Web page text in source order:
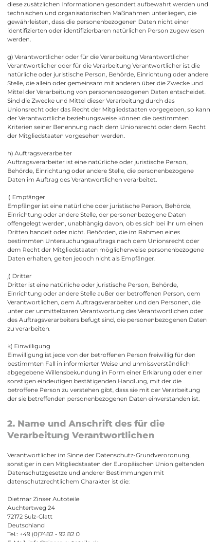
diese zusätzlichen Informationen gesondert aufbewahrt werden und
technischen und organisatorischen Maßnahmen unterliegen, die
gewährleisten, dass die personenbezogenen Daten nicht einer
identifizierten oder identifizierbaren natürlichen Person zugewiesen
werden.
g) Verantwortlicher oder für die Verarbeitung Verantwortlicher
Verantwortlicher oder für die Verarbeitung Verantwortlicher ist die
natürliche oder juristische Person, Behörde, Einrichtung oder andere
Stelle, die allein oder gemeinsam mit anderen über die Zwecke und
Mittel der Verarbeitung von personenbezogenen Daten entscheidet.
Sind die Zwecke und Mittel dieser Verarbeitung durch das
Unionsrecht oder das Recht der Mitgliedstaaten vorgegeben, so kann
der Verantwortliche beziehungsweise können die bestimmten
Kriterien seiner Benennung nach dem Unionsrecht oder dem Recht
der Mitgliedstaaten vorgesehen werden.
h) Auftragsverarbeiter
Auftragsverarbeiter ist eine natürliche oder juristische Person,
Behörde, Einrichtung oder andere Stelle, die personenbezogene
Daten im Auftrag des Verantwortlichen verarbeitet.
i) Empfänger
Empfänger ist eine natürliche oder juristische Person, Behörde,
Einrichtung oder andere Stelle, der personenbezogene Daten
offengelegt werden, unabhängig davon, ob es sich bei ihr um einen
Dritten handelt oder nicht. Behörden, die im Rahmen eines
bestimmten Untersuchungsauftrags nach dem Unionsrecht oder
dem Recht der Mitgliedstaaten möglicherweise personenbezogene
Daten erhalten, gelten jedoch nicht als Empfänger.
j) Dritter
Dritter ist eine natürliche oder juristische Person, Behörde,
Einrichtung oder andere Stelle außer der betroffenen Person, dem
Verantwortlichen, dem Auftragsverarbeiter und den Personen, die
unter der unmittelbaren Verantwortung des Verantwortlichen oder
des Auftragsverarbeiters befugt sind, die personenbezogenen Daten
zu verarbeiten.
k) Einwilligung
Einwilligung ist jede von der betroffenen Person freiwillig für den
bestimmten Fall in informierter Weise und unmissverständlich
abgegebene Willensbekundung in Form einer Erklärung oder einer
sonstigen eindeutigen bestätigenden Handlung, mit der die
betroffene Person zu verstehen gibt, dass sie mit der Verarbeitung
der sie betreffenden personenbezogenen Daten einverstanden ist.
2. Name und Anschrift des für die
Verarbeitung Verantwortlichen
Verantwortlicher im Sinne der Datenschutz-Grundverordnung,
sonstiger in den Mitgliedstaaten der Europäischen Union geltenden
Datenschutzgesetze und anderer Bestimmungen mit
datenschutzrechtlichem Charakter ist die:
Dietmar Zinser Autoteile
Auchtertweg 24
72172 Sulz-Glatt
Deutschland
Tel.: +49 (0)7482 - 92 82 0